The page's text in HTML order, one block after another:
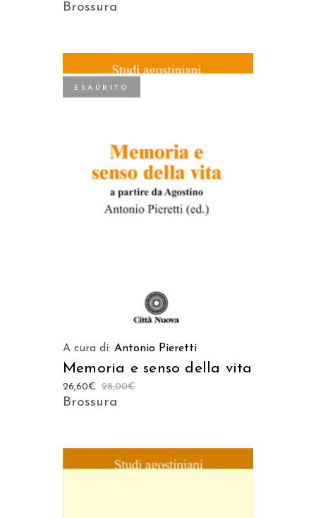
Brossura
ESAURITO
LEGGI TUTTO
A cura di: Antonio Pieretti
Memoria e senso della vita
28,00€
26,60€
Brossura